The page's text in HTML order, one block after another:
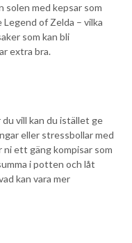
solen med kepsar som
of Zelda – vilka
som kan bli
extra bra.
vill kan du istället ge
eller stressbollar med
ni ett gäng kompisar som
i potten och låt
kan vara mer